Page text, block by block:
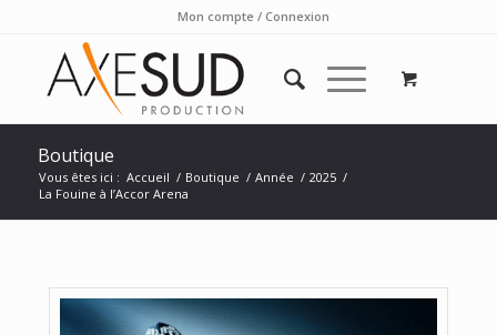
Mon compte / Connexion
Boutique
Vous êtes ici : Accueil / Boutique / Année / 2025 /
La Fouine à l’Accor Arena